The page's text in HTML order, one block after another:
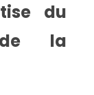
du
la